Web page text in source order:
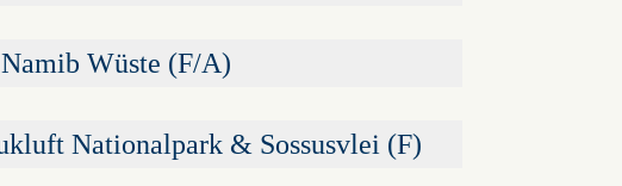
Wüste (F/A)
Nationalpark & Sossusvlei (F)